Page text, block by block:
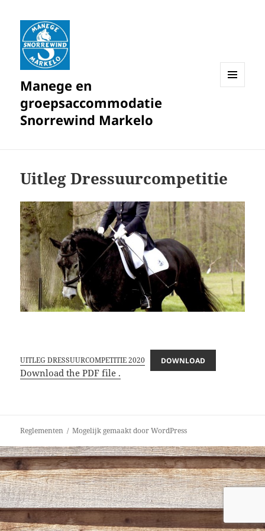
Manege en
groepsaccommodatie
Snorrewind Markelo
Uitleg Dressuurcompetitie
UITLEG DRESSUURCOMPETITIE 2020 DOWNLOAD
Download the PDF file .
Reglementen Mogelijk gemaakt door WordPress